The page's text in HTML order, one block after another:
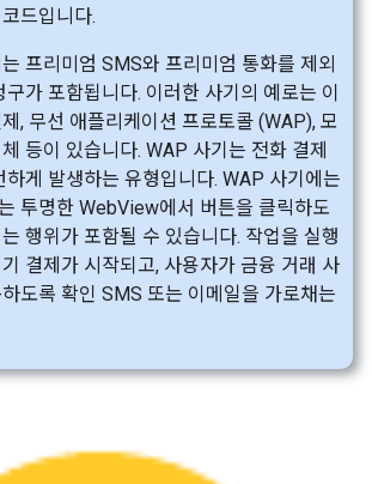
드입니다.
프리미엄 SMS와 프리미엄 통화를 제외
가 포함됩니다. 이러한 사기의 예로는 이
, 무선 애플리케이션 프로토콜 (WAP), 모
등이 있습니다. WAP 사기는 전화 결제
하게 발생하는 유형입니다. WAP 사기에는
투명한 WebView에서 버튼을 클릭하도
행위가 포함될 수 있습니다. 작업을 실행
결제가 시작되고, 사용자가 금융 거래 사
도록 확인 SMS 또는 이메일을 가로채는